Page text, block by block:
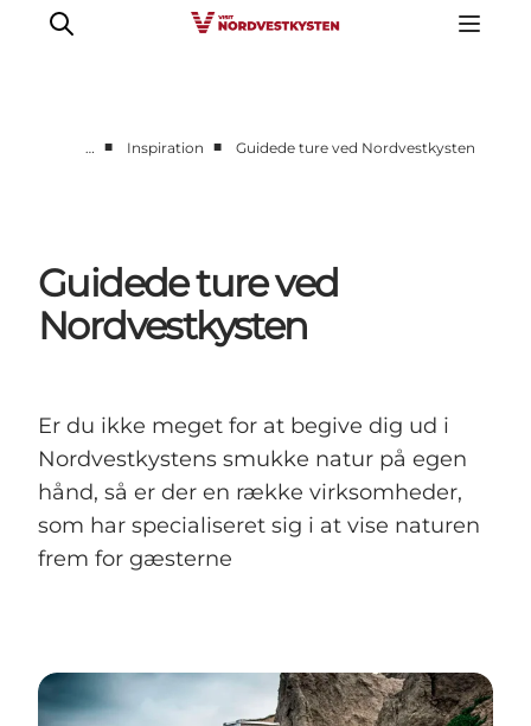
Handicapvenlig ferie
Events
Overnatning
… ■ Inspiration ■ Guidede ture ved Nordvestkysten
Guidede ture ved
Nordvestkysten
Er du ikke meget for at begive dig ud i
Nordvestkystens smukke natur på egen
hånd, så er der en række virksomheder,
som har specialiseret sig i at vise naturen
frem for gæsterne